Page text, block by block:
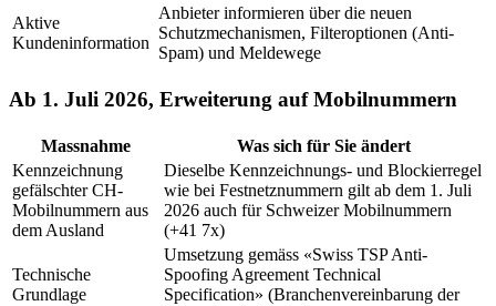
Aktive
Kundeninformation
Anbieter informieren über die neuen
Schutzmechanismen, Filteroptionen (Anti-
Spam) und Meldewege
Ab 1. Juli 2026, Erweiterung auf Mobilnummern
Massnahme
Was sich für Sie ändert
Kennzeichnung
gefälschter CH-
Mobilnummern aus
dem Ausland
Dieselbe Kennzeichnungs- und Blockierregel
wie bei Festnetznummern gilt ab dem 1. Juli
2026 auch für Schweizer Mobilnummern
(+41 7x)
Technische
Grundlage
Umsetzung gemäss «Swiss TSP Anti-
Spoofing Agreement Technical
Specification» (Branchenvereinbarung der